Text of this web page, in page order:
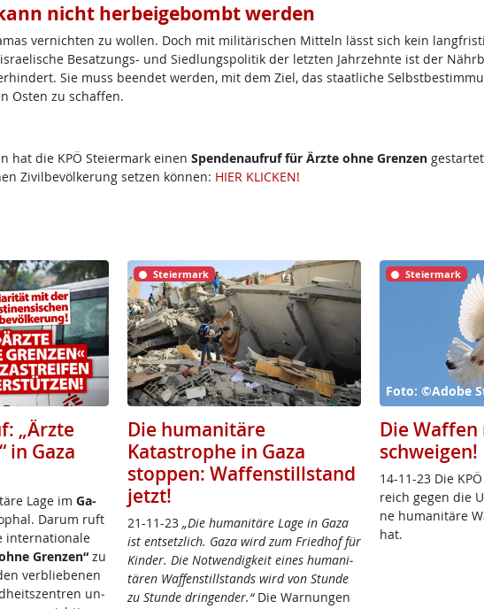
nicht herbeigebombt werden
vernichten zu wollen. Doch mit militärischen Mitteln lässt sich kein
Besatzungs- und Siedlungspolitik der letzten Jahrzehnte ist der
Sie muss beendet werden, mit dem Ziel, das staatliche
Osten zu schaffen.
hat die KPÖ Steiermark einen Spendenaufruf für Ärzte ohne Grenzen
Zivilbevölkerung setzen können: HIER KLICKEN!
„Ärzte
in Gaza
La­ge im Ga­
Dar­um ruft
in­ter­na­tio­na­le
Gren­zen“zu
ver­b­lie­be­nen
un­
Steiermark
Die humanitäre
Katastrophe in Gaza
stoppen: Waffenstillstand
jetzt!
21-11-23 „Die hu­mani­tä­re La­ge in Ga­za
ist ent­setz­lich. Ga­za wird zum Fried­hof für
Kin­der. Die Not­wen­dig­keit ei­nes hu­mani­
tä­ren Waf­fen­s­till­stands wird von Stun­de
zu Stun­de drin­gen­der.“Die War­nun­gen
Steiermark
Foto: ©Adobe
Die Waffen
schweigen!
14-11-23 Die
reich ge­gen die
ne hu­mani­tä­re
hat.